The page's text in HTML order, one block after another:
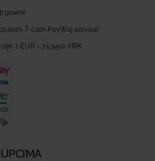
T-com PayWaj servisa)
1 EUR = 7,53450 HRK